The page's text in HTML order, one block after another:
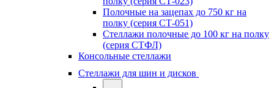
Полочные на зацепах до 750 кг на
полку (серия СТ-051)
Стеллажи полочные до 100 кг на полку
(серия СТФЛ)
Консольные стеллажи
Стеллажи для шин и дисков